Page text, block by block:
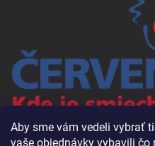
Aby sme vám vedeli vybrať
vaše objednávky vybavili čo